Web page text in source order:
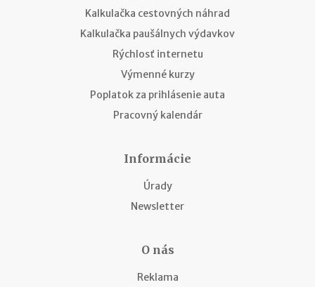
Kalkulačka cestovných náhrad
Kalkulačka paušálnych výdavkov
Rýchlosť internetu
Výmenné kurzy
Poplatok za prihlásenie auta
Pracovný kalendár
Informácie
Úrady
Newsletter
O nás
Reklama